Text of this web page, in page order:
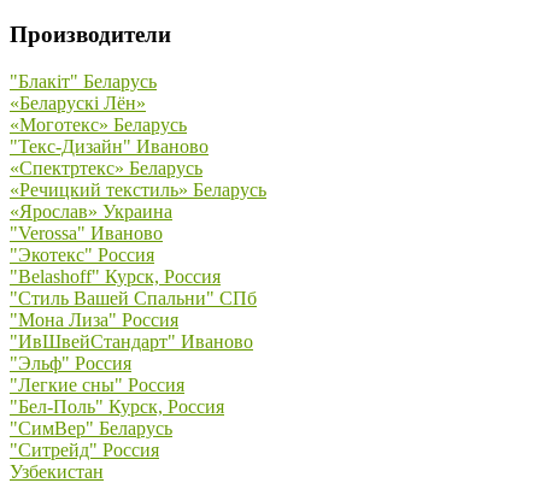
Производители
"Блакiт" Беларусь
«Беларускi Лён»
«Моготекс» Беларусь
"Текс-Дизайн" Иваново
«Спектртекс» Беларусь
«Речицкий текстиль» Беларусь
«Ярослав» Украина
"Verossa" Иваново
"Экотекс" Россия
"Belashoff" Курск, Россия
"Стиль Вашей Спальни" СПб
"Мона Лиза" Россия
"ИвШвейСтандарт" Иваново
"Эльф" Россия
"Легкие сны" Россия
"Бел-Поль" Курск, Россия
"СимВер" Беларусь
"Ситрейд" Россия
Узбекистан